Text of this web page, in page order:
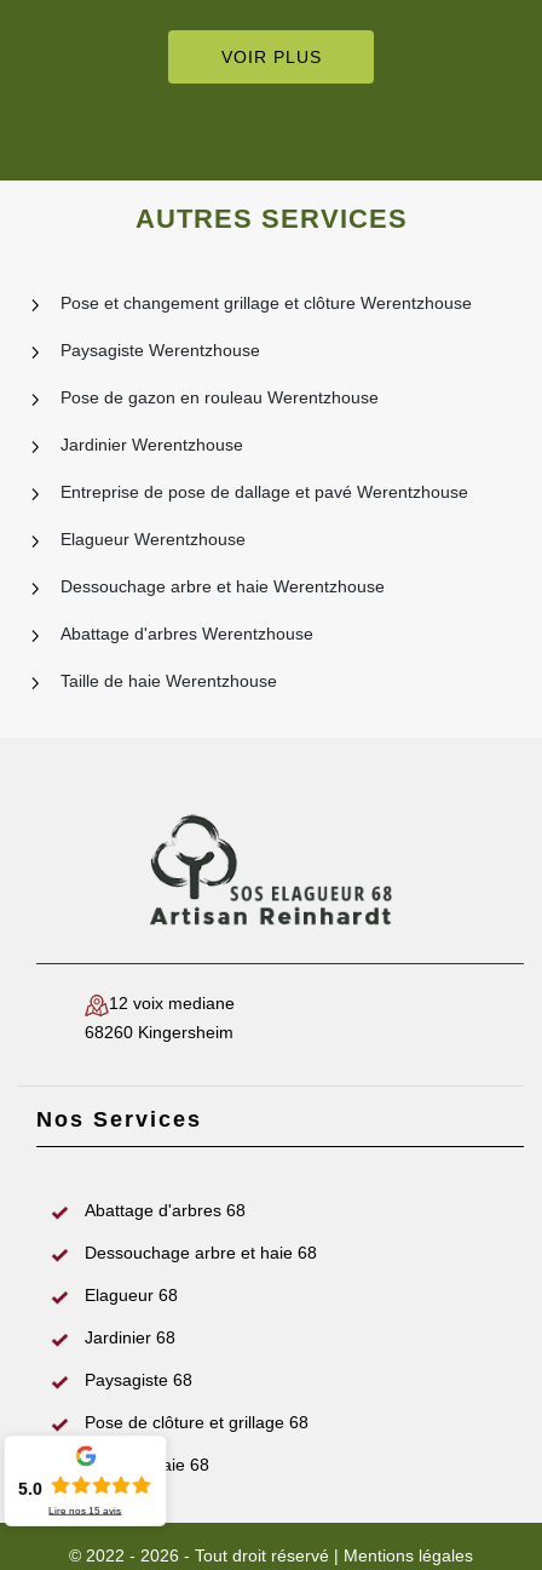
VOIR PLUS
AUTRES SERVICES
Pose et changement grillage et clôture Werentzhouse
Paysagiste Werentzhouse
Pose de gazon en rouleau Werentzhouse
Jardinier Werentzhouse
Entreprise de pose de dallage et pavé Werentzhouse
Elagueur Werentzhouse
Dessouchage arbre et haie Werentzhouse
Abattage d'arbres Werentzhouse
Taille de haie Werentzhouse
12 voix mediane
68260 Kingersheim
Nos Services
Abattage d'arbres 68
Dessouchage arbre et haie 68
Elagueur 68
Jardinier 68
Paysagiste 68
Pose de clôture et grillage 68
Taille de haie 68
© 2022 - 2026 - Tout droit réservé | Mentions légales
5.0
Lire nos15 avis